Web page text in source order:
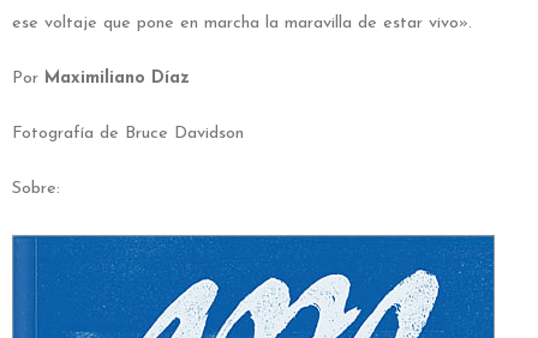
ese voltaje que pone en marcha la maravilla de estar vivo».
Por Maximiliano Díaz
Fotografía de Bruce Davidson
Sobre: